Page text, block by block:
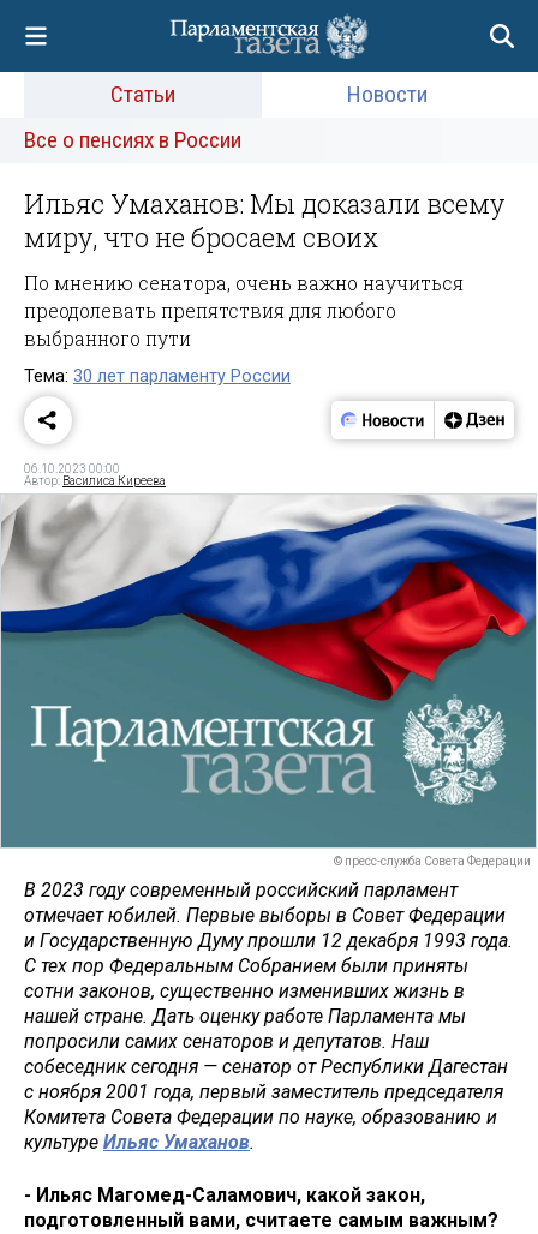
Статьи
Новости
Все о пенсиях в России
Ильяс Умаханов: Мы доказали всему
миру, что не бросаем своих
По мнению сенатора, очень важно научиться
преодолевать препятствия для любого
выбранного пути
Тема: 30 лет парламенту России
06.10.2023 00:00
Автор: Василиса Киреева
© пресс-служба Совета Федерации
В 2023 году современный российский парламент
отмечает юбилей. Первые выборы в Совет Федерации
и Государственную Думу прошли 12 декабря 1993 года.
С тех пор Федеральным Собранием были приняты
сотни законов, существенно изменивших жизнь в
нашей стране. Дать оценку работе Парламента мы
попросили самих сенаторов и депутатов. Наш
собеседник сегодня — сенатор от Республики Дагестан
с ноября 2001 года, первый заместитель председателя
Комитета Совета Федерации по науке, образованию и
культуре Ильяс Умаханов.
- Ильяс Магомед-Саламович, какой закон,
подготовленный вами, считаете самым важным?